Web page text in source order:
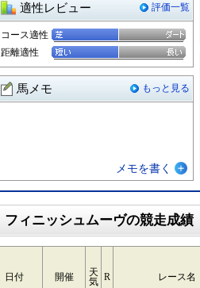
適性レビュー 評価一覧
コース適性
距離適性
馬メモ もっと見る
メモを書く
フィニッシュムーヴの競走成績
日付 開催
天
気 R レース名